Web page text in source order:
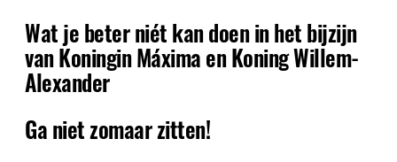
Wat je beter niét kan doen in het bijzijn
van Koningin Máxima en Koning Willem-
Alexander
Ga niet zomaar zitten!